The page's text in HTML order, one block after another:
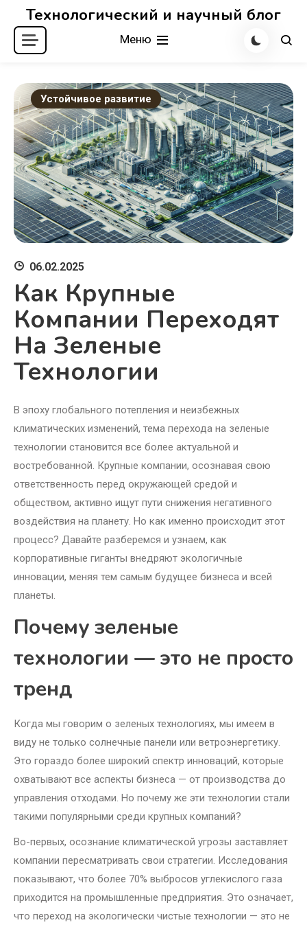
Перейти
содержимому
Технологический и научный блог
Меню
Устойчивое развитие
06.02.2025
Как Крупные
Компании Переходят
На Зеленые
Технологии
В эпоху глобального потепления и неизбежных
климатических изменений, тема перехода на зеленые
технологии становится все более актуальной и
востребованной. Крупные компании, осознавая свою
ответственность перед окружающей средой и
обществом, активно ищут пути снижения негативного
воздействия на планету. Но как именно происходит этот
процесс? Давайте разберемся и узнаем, как
корпоративные гиганты внедряют экологичные
инновации, меняя тем самым будущее бизнеса и всей
планеты.
Почему зеленые
технологии — это не просто
тренд
Когда мы говорим о зеленых технологиях, мы имеем в
виду не только солнечные панели или ветроэнергетику.
Это гораздо более широкий спектр инноваций, которые
охватывают все аспекты бизнеса — от производства до
управления отходами. Но почему же эти технологии стали
такими популярными среди крупных компаний?
Во-первых, осознание климатической угрозы заставляет
компании пересматривать свои стратегии. Исследования
показывают, что более 70% выбросов углекислого газа
приходится на промышленные предприятия. Это означает,
что переход на экологически чистые технологии — это не